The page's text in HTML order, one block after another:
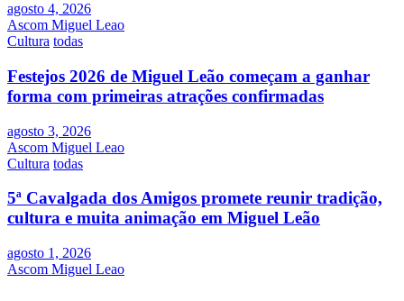
agosto 4, 2026
Ascom Miguel Leao
Cultura todas
Festejos 2026 de Miguel Leão começam a ganhar
forma com primeiras atrações confirmadas
agosto 3, 2026
Ascom Miguel Leao
Cultura todas
5ª Cavalgada dos Amigos promete reunir tradição,
cultura e muita animação em Miguel Leão
agosto 1, 2026
Ascom Miguel Leao